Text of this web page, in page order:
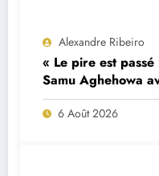
Alexandre Ribeiro
« Le pire est
Samu Aghehowa
Porto ?
6 Août 2026